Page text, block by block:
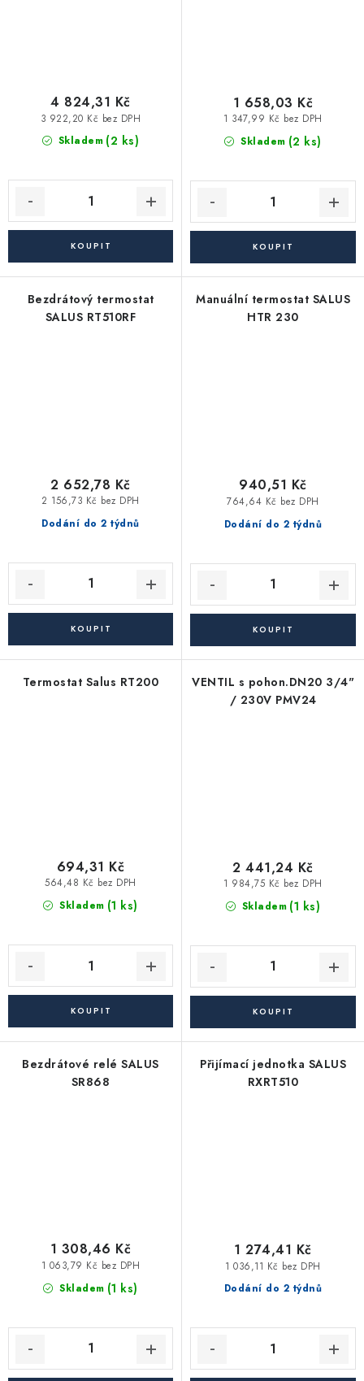
Skladem (2 ks)
3 922,20 Kč bez DPH
4 824,31 Kč
Skladem (2 ks)
1 347,99 Kč bez DPH
1 658,03 Kč
Bezdrátový termostat
SALUS RT510RF
Dodání do 2 týdnů
2 156,73 Kč bez DPH
2 652,78 Kč
Manuální termostat SALUS
HTR 230
Dodání do 2 týdnů
764,64 Kč bez DPH
940,51 Kč
Termostat Salus RT200
Skladem (1 ks)
564,48 Kč bez DPH
694,31 Kč
VENTIL s pohon.DN20 3/4"
/ 230V PMV24
Skladem (1 ks)
1 984,75 Kč bez DPH
2 441,24 Kč
Bezdrátové relé SALUS
SR868
Skladem (1 ks)
1 063,79 Kč bez DPH
1 308,46 Kč
Přijímací jednotka SALUS
RXRT510
Dodání do 2 týdnů
1 036,11 Kč bez DPH
1 274,41 Kč